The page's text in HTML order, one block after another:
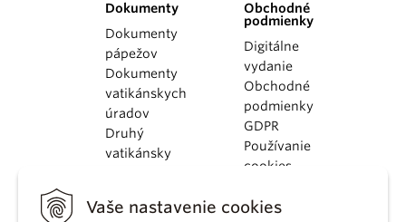
Vaše nastavenie cookies
Dokumenty
Dokumenty
pápežov
Dokumenty
vatikánskych
úradov
Druhý
vatikánsky
KBS
Obchodné
podmienky
Digitálne
vydanie
Obchodné
podmienky
GDPR
Používanie
cookies